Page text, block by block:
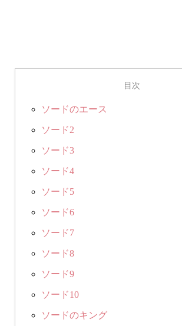
目次
ソードのエース
ソード2
ソード3
ソード4
ソード5
ソード6
ソード7
ソード8
ソード9
ソード10
ソードのキング